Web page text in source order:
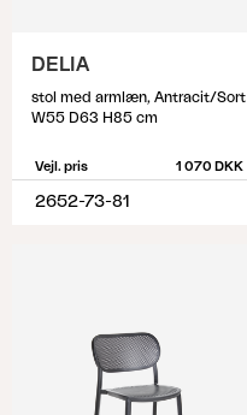
DELIA
stol med armlæn, Antracit/Sort
W55 D63 H85 cm
Vejl. pris 1 070 DKK
2652-73-81